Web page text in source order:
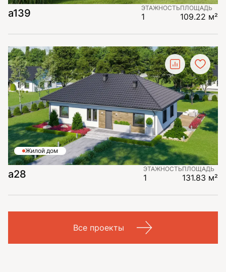
a139 ЭТАЖНОСТЬ
1
ПЛОЩАДЬ
109.22 м²
Жилой дом
a28 ЭТАЖНОСТЬ
1
ПЛОЩАДЬ
131.83 м²
Все проекты